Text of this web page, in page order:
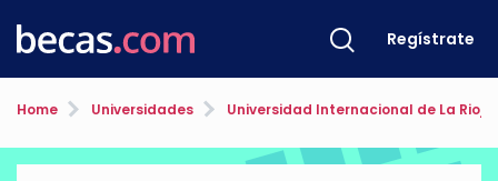
Regístrate
Home Universidades Universidad Internacional de La Rioja